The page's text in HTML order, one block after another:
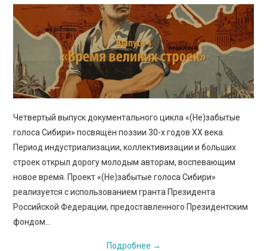
Четвертый выпуск документального цикла «(Не)забытые
голоса Сибири» посвящён поэзии 30-х годов XX века.
Период индустриализации, коллективизации и больших
строек открыл дорогу молодым авторам, воспевающим
новое время. Проект «(Не)забытые голоса Сибири»
реализуется с использованием гранта Президента
Российской Федерации, предоставленного Президентским
фондом…
Подробнее →